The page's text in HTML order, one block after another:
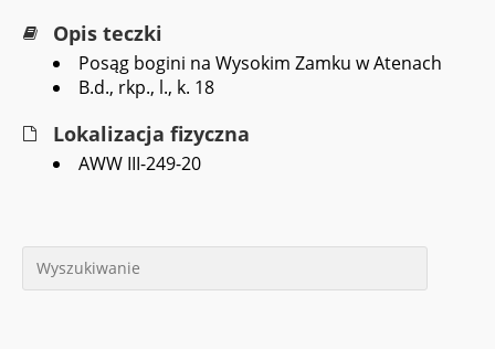
Opis teczki
Posąg bogini na Wysokim Zamku w Atenach
B.d., rkp., l., k. 18
Lokalizacja fizyczna
AWW III-249-20